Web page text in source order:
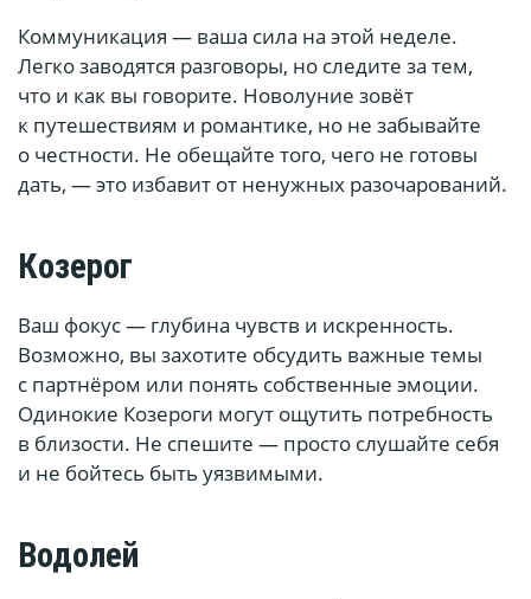
Коммуникация — ваша сила на этой неделе.
Легко заводятся разговоры, но следите за тем,
что и как вы говорите. Новолуние зовёт
к путешествиям и романтике, но не забывайте
о честности. Не обещайте того, чего не готовы
дать, — это избавит от ненужных разочарований.
Козерог
Ваш фокус — глубина чувств и искренность.
Возможно, вы захотите обсудить важные темы
с партнёром или понять собственные эмоции.
Одинокие Козероги могут ощутить потребность
в близости. Не спешите — просто слушайте себя
и не бойтесь быть уязвимыми.
Водолей